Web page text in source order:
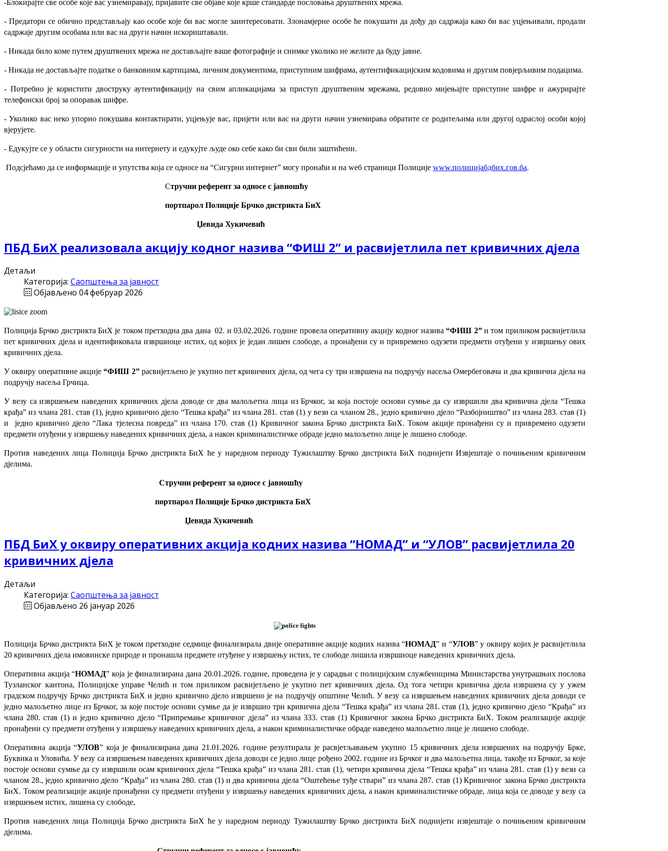
-Блокирајте све особе које вас узнемиравају, пријавите све објаве које крше стандарде пословања друштвених мрежа.
- Предатори се обично представљају као особе које би вас могле заинтересовати. Злонамјерне особе ће покушати да дођу до садржаја како би вас уцјењивали, продали
садржаје другим особама или вас на други начин искориштавали.
- Никада било коме путем друштвених мрежа не достављајте ваше фотографије и снимке уколико не желите да буду јавне.
- Никада не достављајте податке о банковним картицама, личним документима, приступним шифрама, аутентификацијским кодовима и другим повјерљивим подацима.
- Потребно је користити двоструку аутентификацију на свим апликацијама за приступ друштвеним мрежама, редовно мијењајте приступне шифре и ажурирајте
телефонски број за опоравак шифре.
- Уколико вас неко упорно покушава контактирати, уцјењује вас, пријети или вас на други начин узнемирава обратите се родитељима или другој одраслој особи којој
вјерујете.
- Едукујте се у области сигурности на интернету и едукујте људе око себе како би сви били заштићени.
Подсјећамо да се информације и упутства која се односе на “Сигурни интернет” могу пронаћи и на wеб страници Полиције www.полицијабдбих.гов.ба.
Стручни референт за односе с јавношћу
портпарол Полиције Брчко дистрикта БиХ
Џевида Хукичевић
ПБД БиХ реализовала акцију кодног назива “ФИШ 2” и расвијетлила пет кривичних дјела
Детаљи
Категорија: Саопштења за јавност
Објављено 04 фебруар 2026
Полиција Брчко дистрикта БиХ је током претходна два дана 02. и 03.02.2026. године провела оперативну акцију кодног назива“ФИШ 2”и том приликомрасвијетлила
пет кривичних дјела и идентификовала извршиоце истих, од којих је један лишен слободе, а пронађени су и привремено одузети предмети отуђени у извршењу ових
кривичних дјела.
У оквиру оперативне акције“ФИШ 2” расвијетљено је укупно пет кривичних дјела, од чега су три извршена на подручју насеља Омербеговача и два кривична дјела на
подручју насеља Грчица.
У везу са извршењем наведених кривичних дјела доводе се два малољетна лица из Брчког, за која постоје основи сумње да су извршили два кривична дјела “Тешка
крађа” из члана 281. став (1), једно кривично дјело “Тешка крађа” из члана 281. став (1) у вези са чланом 28., једно кривично дјело “Разбојништво” из члана 283. став (1)
и једно кривично дјело “Лака тјелесна повреда” из члана 170. став (1) Кривичног закона Брчко дистрикта БиХ. Током акције пронађени су и привремено одузети
предмети отуђени у извршењу наведених кривичних дјела, а након криминалистичке обраде једно малољетно лице је лишено слободе.
Против наведених лица Полиција Брчко дистрикта БиХ ће у наредном периоду Тужилаштву Брчко дистрикта БиХ поднијети Извјештаје о почињеним кривичним
дјелима.
Стручни референт за односе с јавношћу
портпарол Полиције Брчко дистрикта БиХ
Џевида Хукичевић
ПБД БиХ у оквиру оперативних акција кодних назива “НОМАД” и “УЛОВ” расвијетлила 20
кривичних дјела
Детаљи
Категорија: Саопштења за јавност
Објављено 26 јануар 2026
Полиција Брчко дистрикта БиХ је током претходне седмице финализирала двије оперативне акције кодних назива “НОМАД” и “УЛОВ” у оквиру којих је расвијетлила
20 кривичних дјела имовинске природе и пронашла предмете отуђене у извршењу истих, те слободе лишила извршиоце наведених кривичних дјела.
Оперативна акција “НОМАД” која је финализирана дана 20.01.2026. године, проведена је у сарадњи с полицијским службеницима Министарства унутрашњих послова
Тузланског кантона, Полицијске управе Челић и том приликом расвијетљено је укупно пет кривичних дјела. Од тога четири кривична дјела извршена су у ужем
градском подручју Брчко дистрикта БиХ и једно кривично дјело извршено је на подручју општине Челић. У везу са извршењем наведених кривичних дјела доводи се
једно малољетно лице из Брчког, за које постоје основи сумње да је извршио три кривична дјела “Тешка крађа” из члана 281. став (1), једно кривично дјело “Крађа” из
члана 280. став (1) и једно кривично дјело “Припремање кривичног дјела” из члана 333. став (1) Кривичног закона Брчко дистрикта БиХ. Током реализације акције
пронађени су предмети отуђени у извршењу наведених кривичних дјела, а након криминалистичке обраде наведено малољетно лице је лишено слободе.
Оперативна акција “УЛОВ” која је финализирана дана 21.01.2026. године резултирала је расвјетљавањем укупно 15 кривичних дјела извршених на подручју Брке,
Буквика и Уловића. У везу са извршењем наведених кривичних дјела доводи се једно лице рођено 2002. године из Брчког и два малољетна лица, такође из Брчког, за које
постоје основи сумње да су извршили осам кривичних дјела “Тешка крађа” из члана 281. став (1), четири кривична дјела “Тешка крађа” из члана 281. став (1) у вези са
чланом 28., једно кривично дјело “Крађа” из члана 280. став (1) и два кривична дјела “Оштећење туђе ствари” из члана 287. став (1) Кривичног закона Брчко дистрикта
БиХ. Током реализације акције пронађени су предмети отуђени у извршењу наведених кривичних дјела, а након криминалистичке обраде, лица која се доводе у везу са
извршењем истих, лишена су слободе,
Против наведених лица Полиција Брчко дистрикта БиХ ће у наредном периоду Тужилаштву Брчко дистрикта БиХ поднијети извјештаје о почињеним кривичним
дјелима.